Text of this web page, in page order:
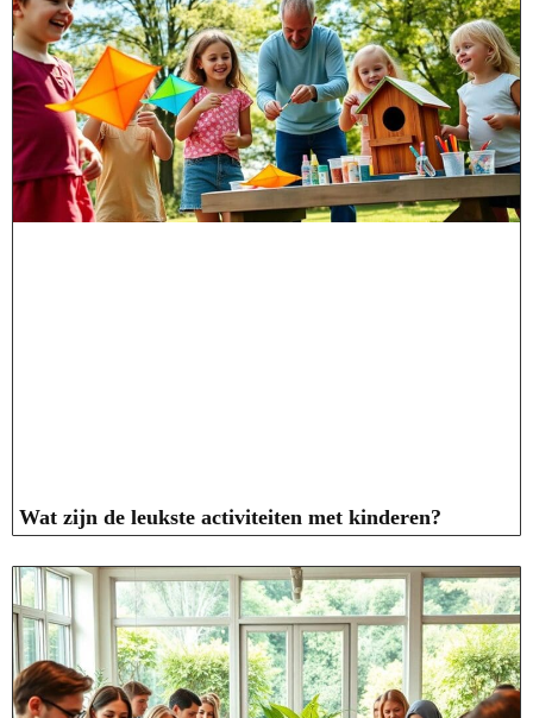
Wat zijn de leukste activiteiten met kinderen?